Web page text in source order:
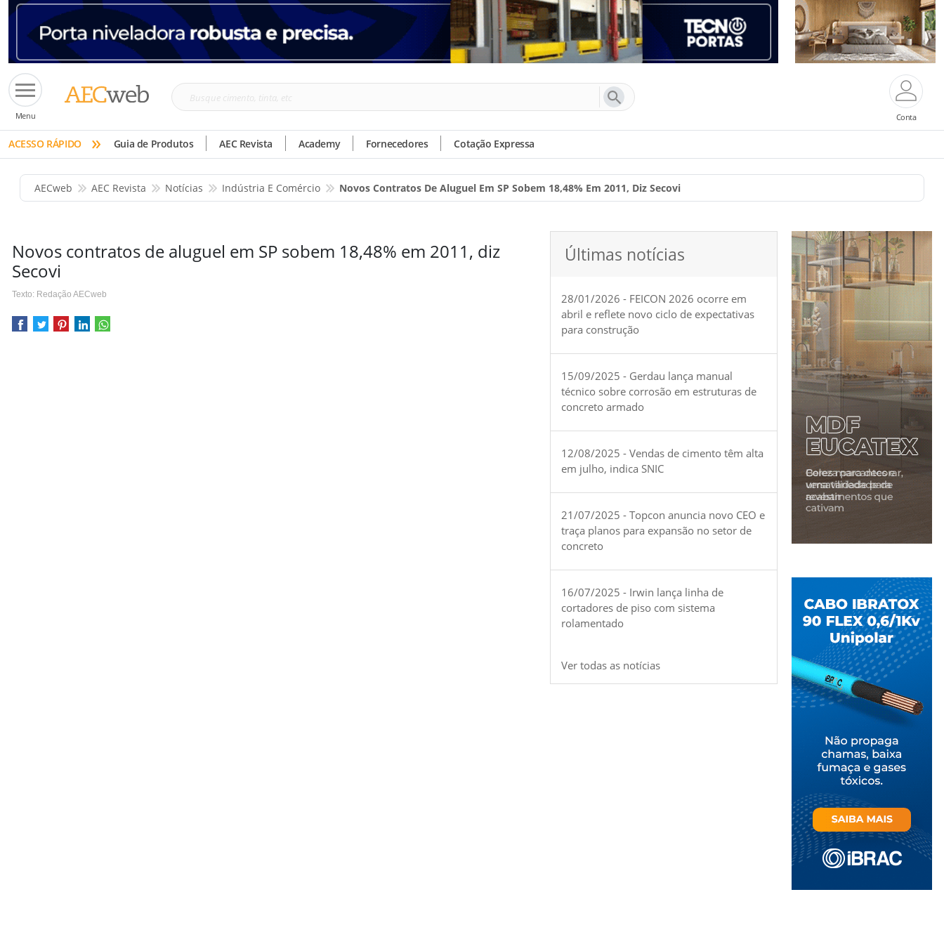
Menu
Busque
tinta,
etc
Conta
ACESSO RÁPIDO » Guia de Produtos AEC Revista Academy Fornecedores Cotação Expressa
AECweb AEC Revista Notícias Indústria E Comércio Novos Contratos De Aluguel Em SP Sobem 18,48% Em 2011, Diz Secovi
Novos contratos de aluguel em SP sobem 18,48% em 2011, diz
Secovi
Texto: Redação AECweb
Últimas notícias
28/01/2026 - FEICON 2026 ocorre em
abril e reflete novo ciclo de expectativas
para construção
15/09/2025 - Gerdau lança manual
técnico sobre corrosão em estruturas de
concreto armado
12/08/2025 - Vendas de cimento têm alta
em julho, indica SNIC
21/07/2025 - Topcon anuncia novo CEO e
traça planos para expansão no setor de
concreto
16/07/2025 - Irwin lança linha de
cortadores de piso com sistema
rolamentado
Ver todas as notícias